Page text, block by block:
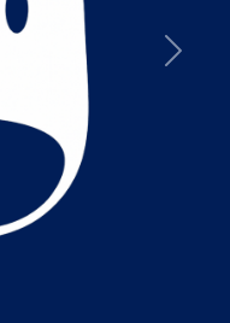
次へ